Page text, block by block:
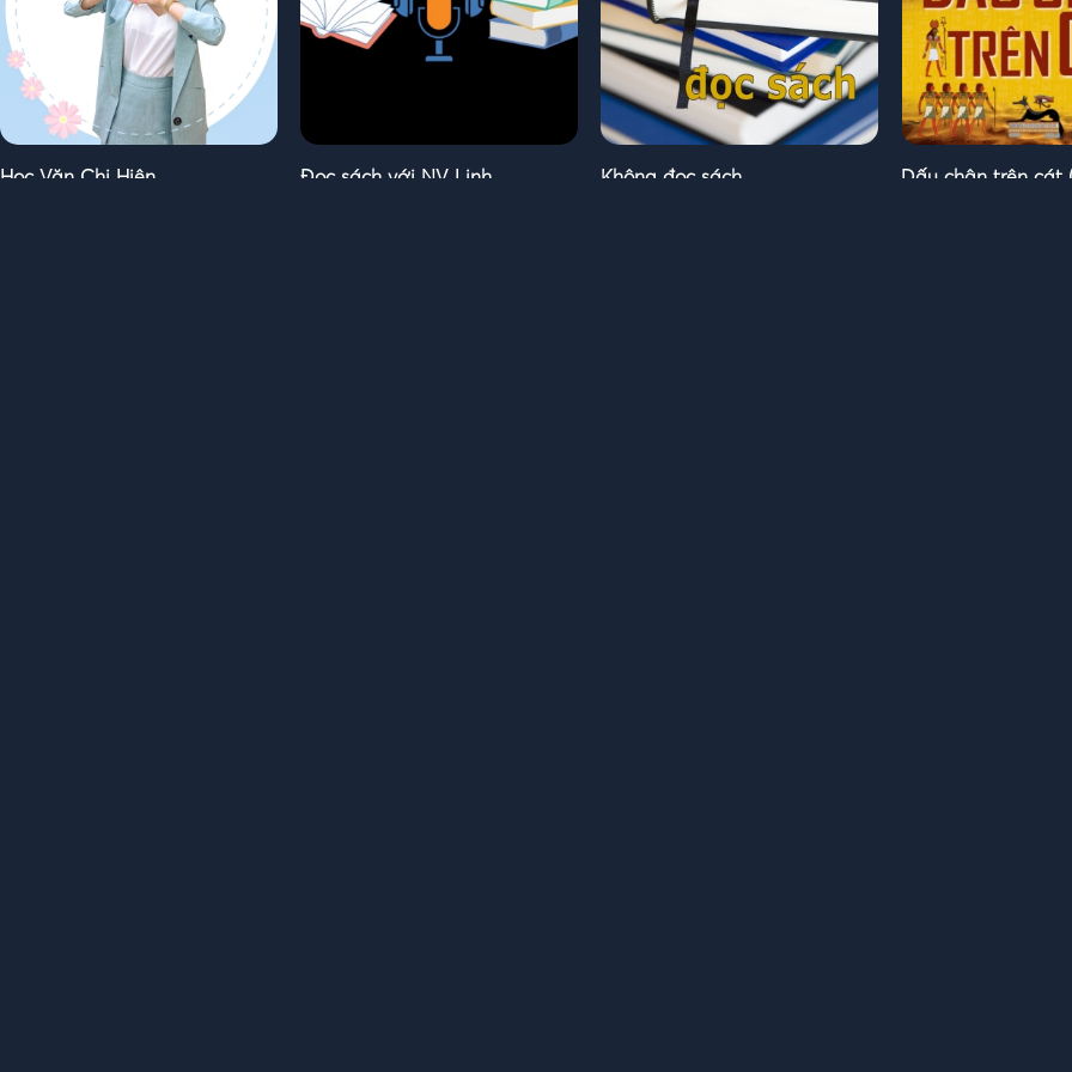
Học Văn Chị Hiên Đọc sách với NV Linh Không đọc sách
Dấu chân trên cát